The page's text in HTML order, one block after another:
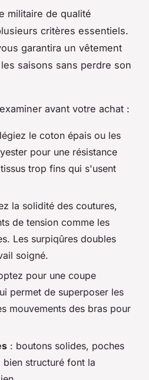
militaire de qualité
critères essentiels.
garantira un vêtement
saisons sans perdre son
avant votre achat :
le coton épais ou les
pour une résistance
trop fins qui s'usent
la solidité des coutures,
de tension comme les
Les surpiqûres doubles
soigné.
pour une coupe
permet de superposer les
mouvements des bras pour
: boutons solides, poches
structuré font la